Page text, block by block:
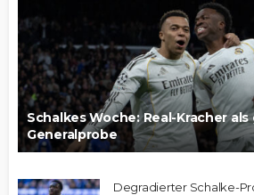
Schalkes Woche: Real-Kracher als
Generalprobe
Degradierter Schalke-